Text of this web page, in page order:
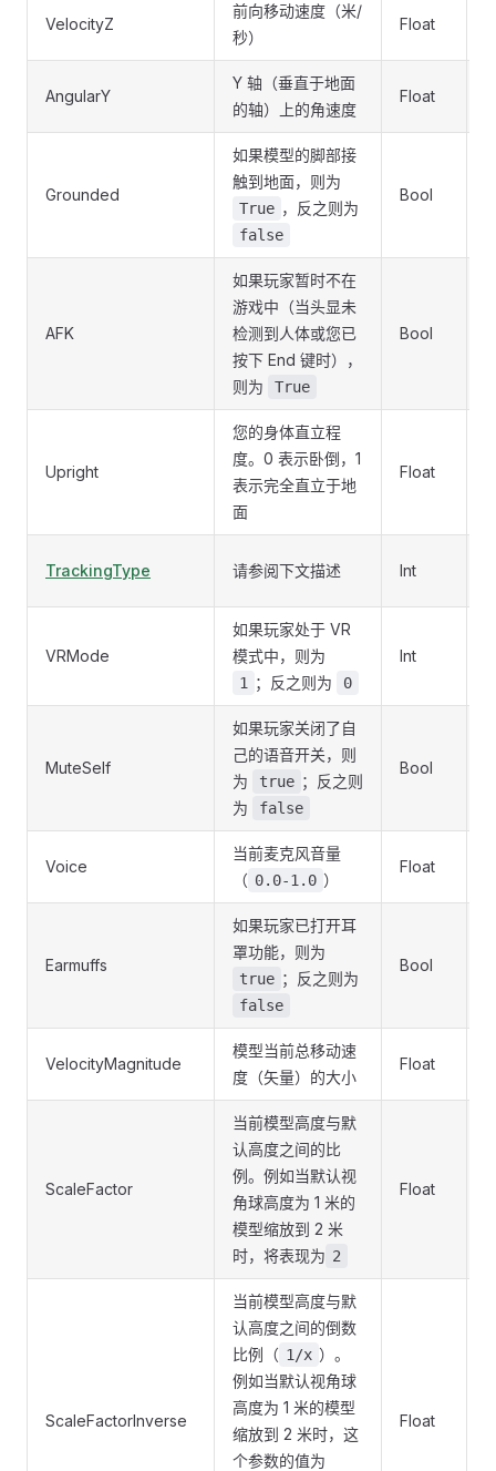
VelocityZ
前向移动速度（米/
秒）
Float
AngularY
Y 轴（垂直于地面
的轴）上的角速度
Float
Grounded
如果模型的脚部接
触到地面，则为
True ，反之则为
false
Bool
AFK
如果玩家暂时不在
游戏中（当头显未
检测到人体或您已
按下 End 键时），
则为
True
Bool
Upright
您的身体直立程
度。0 表示卧倒，1
表示完全直立于地
面
Float
TrackingType 请参阅下文描述 Int
VRMode
如果玩家处于 VR
模式中，则为
1 ；反之则为 0
Int
MuteSelf
如果玩家关闭了自
己的语音开关，则
为
true ；反之则
为
false
Bool
Voice
当前麦克风音量
（ 0.0-1.0 ）
Float
Earmuffs
如果玩家已打开耳
罩功能，则为
true ；反之则为
false
Bool
VelocityMagnitude
模型当前总移动速
度（矢量）的大小
Float
ScaleFactor
当前模型高度与默
认高度之间的比
例。例如当默认视
角球高度为 1 米的
模型缩放到 2 米
时，将表现为 2
Float
ScaleFactorInverse
当前模型高度与默
认高度之间的倒数
比例（ 1/x ）。
例如当默认视角球
高度为 1 米的模型
缩放到 2 米时，这
个参数的值为
Float